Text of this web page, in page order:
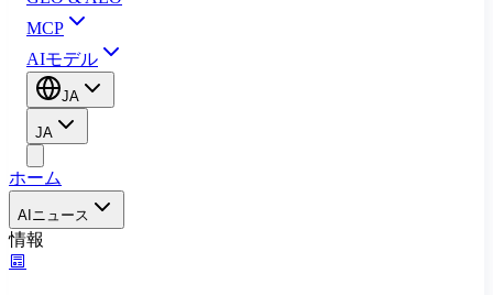
MCP
AIモデル
JA
JA
ホーム
AIニュース
情報